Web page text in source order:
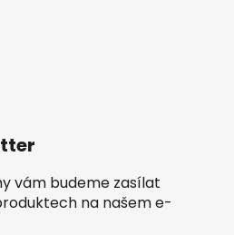
vám budeme zasílat
na našem e-